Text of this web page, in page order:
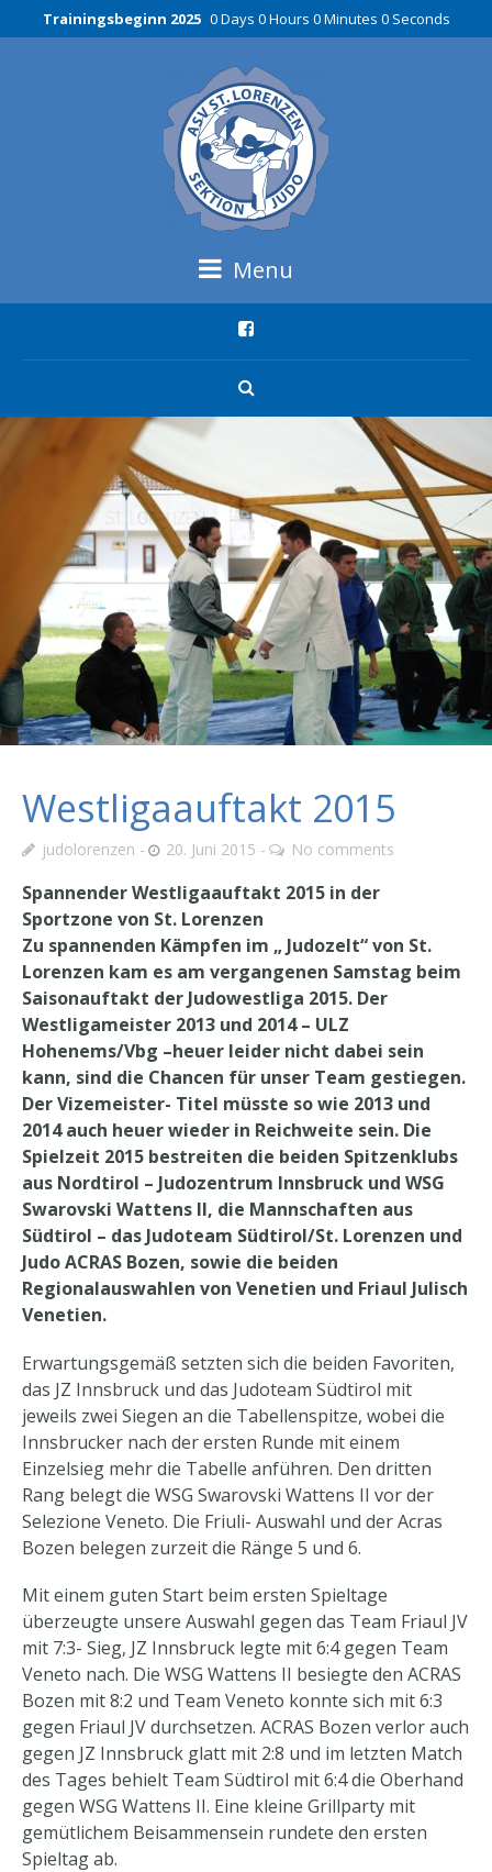
Trainingsbeginn 2025 0 Days 0 Hours 0 Minutes 0 Seconds
Menu
Westligaauftakt 2015
judolorenzen 20. Juni 2015 No comments
Spannender Westligaauftakt 2015 in der
Sportzone von St. Lorenzen
Zu spannenden Kämpfen im „ Judozelt“ von St.
Lorenzen kam es am vergangenen Samstag beim
Saisonauftakt der Judowestliga 2015. Der
Westligameister 2013 und 2014 – ULZ
Hohenems/Vbg –heuer leider nicht dabei sein
kann, sind die Chancen für unser Team gestiegen.
Der Vizemeister- Titel müsste so wie 2013 und
2014 auch heuer wieder in Reichweite sein. Die
Spielzeit 2015 bestreiten die beiden Spitzenklubs
aus Nordtirol – Judozentrum Innsbruck und WSG
Swarovski Wattens II, die Mannschaften aus
Südtirol – das Judoteam Südtirol/St. Lorenzen und
Judo ACRAS Bozen, sowie die beiden
Regionalauswahlen von Venetien und Friaul Julisch
Venetien.
Erwartungsgemäß setzten sich die beiden Favoriten,
das JZ Innsbruck und das Judoteam Südtirol mit
jeweils zwei Siegen an die Tabellenspitze, wobei die
Innsbrucker nach der ersten Runde mit einem
Einzelsieg mehr die Tabelle anführen. Den dritten
Rang belegt die WSG Swarovski Wattens II vor der
Selezione Veneto. Die Friuli- Auswahl und der Acras
Bozen belegen zurzeit die Ränge 5 und 6.
Mit einem guten Start beim ersten Spieltage
überzeugte unsere Auswahl gegen das Team Friaul JV
mit 7:3- Sieg, JZ Innsbruck legte mit 6:4 gegen Team
Veneto nach. Die WSG Wattens II besiegte den ACRAS
Bozen mit 8:2 und Team Veneto konnte sich mit 6:3
gegen Friaul JV durchsetzen. ACRAS Bozen verlor auch
gegen JZ Innsbruck glatt mit 2:8 und im letzten Match
des Tages behielt Team Südtirol mit 6:4 die Oberhand
gegen WSG Wattens II. Eine kleine Grillparty mit
gemütlichem Beisammensein rundete den ersten
Spieltag ab.